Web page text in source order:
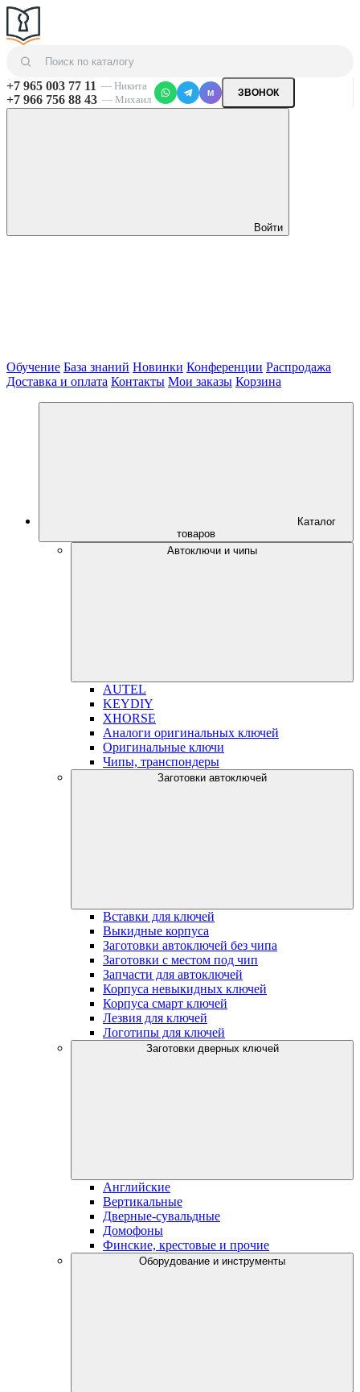
+7 965 003 77 11 — Никита
+7 966 756 88 43 — Михаил
M ЗВОНОК
Войти
Обучение База знаний Новинки Конференции Распродажа
Доставка и оплата Контакты Мои заказы Корзина
Каталог
товаров
Автоключи и чипы
AUTEL
KEYDIY
XHORSE
Аналоги оригинальных ключей
Оригинальные ключи
Чипы, транспондеры
Заготовки автоключей
Вставки для ключей
Выкидные корпуса
Заготовки автоключей без чипа
Заготовки с местом под чип
Запчасти для автоключей
Корпуса невыкидных ключей
Корпуса смарт ключей
Лезвия для ключей
Логотипы для ключей
Заготовки дверных ключей
Английские
Вертикальные
Дверные-сувальдные
Домофоны
Финские, крестовые и прочие
Оборудование и инструменты